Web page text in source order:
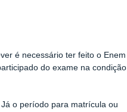
é necessário ter feito o Enem
do exame na condição
o período para matrícula ou